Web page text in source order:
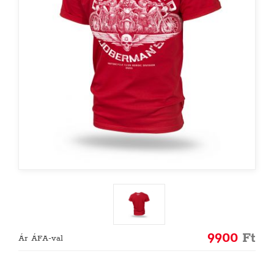
Ár ÁFA-val 9900 Ft